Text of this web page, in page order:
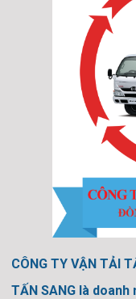
CÔNG TY VẬN TẢI
TẤN SANG là